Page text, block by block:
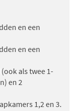
en een
en een
als twee 1-
en 2
1,2 en 3.